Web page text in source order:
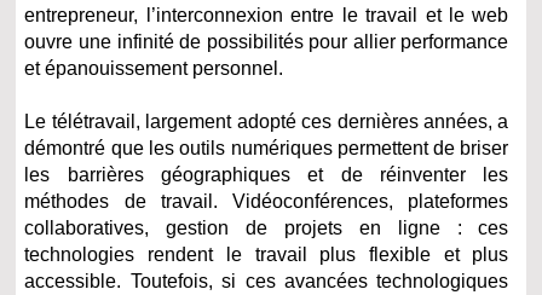
entrepreneur, l’interconnexion entre le travail et le web
ouvre une infinité de possibilités pour allier performance
et épanouissement personnel.
Le télétravail, largement adopté ces dernières années, a
démontré que les outils numériques permettent de briser
les barrières géographiques et de réinventer les
méthodes de travail. Vidéoconférences, plateformes
collaboratives, gestion de projets en ligne : ces
technologies rendent le travail plus flexible et plus
accessible. Toutefois, si ces avancées technologiques